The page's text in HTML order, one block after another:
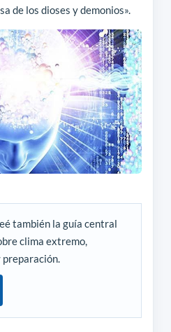
de los dioses y demonios».
también la guía central
clima extremo,
preparación.